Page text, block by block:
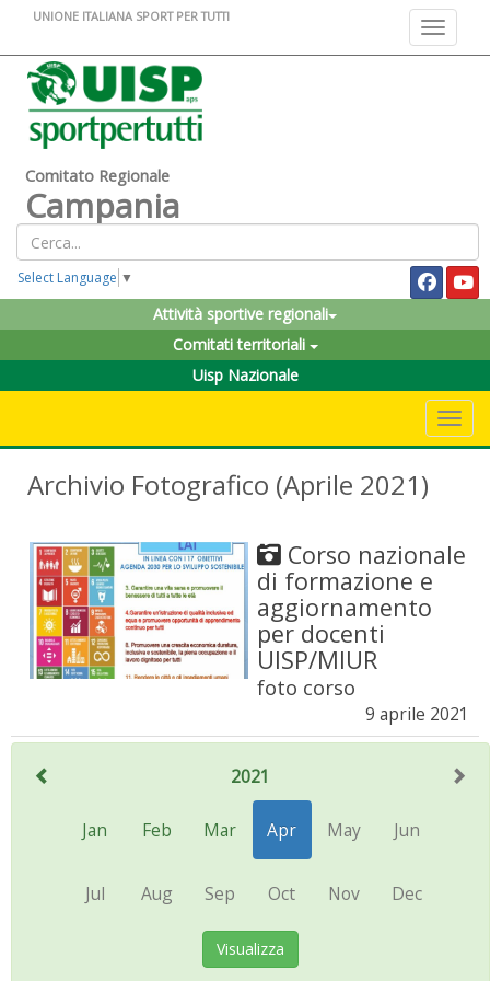
Toggle
UNIONE ITALIANA SPORT PER TUTTI
Comitato Regionale
Campania
Select Language ▼
Attività sportive regionali
Comitati territoriali
Uisp Nazionale
Archivio Fotografico (Aprile 2021)
Corso nazionale
di formazione e
aggiornamento
per docenti
UISP/MIUR
foto corso
9 aprile 2021
2021
Jan Feb Mar Apr May Jun
Jul Aug Sep Oct Nov Dec
Visualizza